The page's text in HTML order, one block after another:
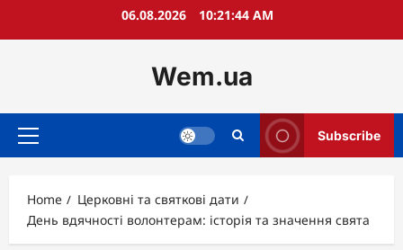
06.08.2026 10:21:45 AM
Wem.ua
Primary
Subscribe
Home
Церковні та святкові дати
День вдячності волонтерам: історія та значення свята